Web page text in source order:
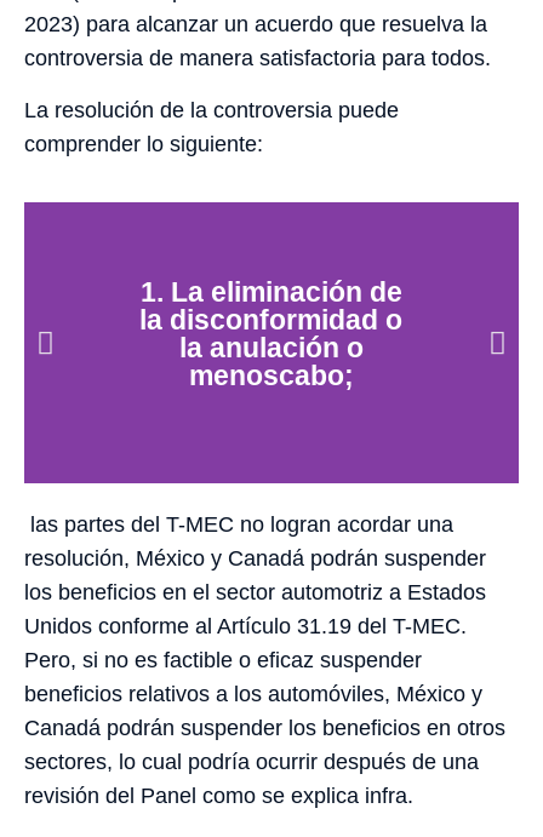
2023) para alcanzar un acuerdo que resuelva la
controversia de manera satisfactoria para todos.
La resolución de la controversia puede
comprender lo siguiente:
1. La eliminación de
la disconformidad o
la anulación o
menoscabo;
las partes del T-MEC no logran acordar una
resolución, México y Canadá podrán suspender
los beneficios en el sector automotriz a Estados
Unidos conforme al Artículo 31.19 del T-MEC.
Pero, si no es factible o eficaz suspender
beneficios relativos a los automóviles, México y
Canadá podrán suspender los beneficios en otros
sectores, lo cual podría ocurrir después de una
revisión del Panel como se explica infra.